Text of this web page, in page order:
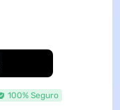
100% Seguro